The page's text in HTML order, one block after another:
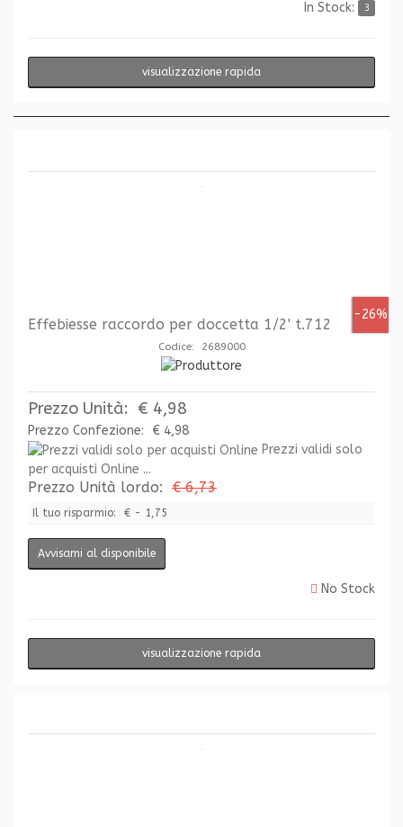
In Stock: 3
visualizzazione rapida
-26%
Effebiesse raccordo per doccetta 1/2' t.712
Codice: 2689000
Prezzo Unità: € 4,98
Prezzo Confezione:
€ 4,98
Prezzi validi solo
per acquisti Online ...
Prezzo Unità lordo: € 6,73
Il tuo risparmio: € - 1,75
Avvisami al disponibile
No Stock
visualizzazione rapida